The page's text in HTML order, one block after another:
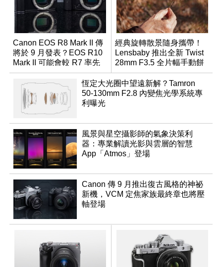
Canon EOS R8 Mark II 傳
將於 9 月發表？EOS R10
Mark II 可能會較 R7 率先
推出
經典旋轉散景隨身攜帶！
Lensbaby 推出全新 Twist
28mm F3.5 全片幅手動餅
乾鏡
恆定大光圈中望遠新解？Tamron
50-130mm F2.8 內變焦光學系統專
利曝光
風景與星空攝影師的氣象決策利
器：專業解讀光影與雲層的智慧
App「Atmos」登場
Canon 傳 9 月推出復古風格的神祕
新機，VCM 定焦家族最終章也將壓
軸登場